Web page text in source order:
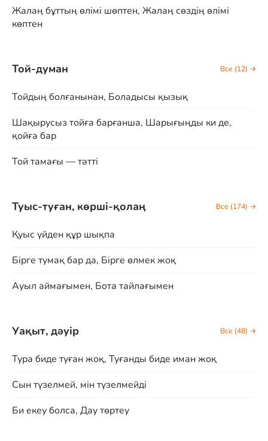
Жалаң бұттың өлімі шөптен, Жалаң сөздің өлімі
көптен
Той-думан Все (12) →
Тойдың болғанынан, Боладысы қызық
Шақырусыз тойға барғанша, Шарығыңды ки де,
қойға бар
Той тамағы — тәтті
Туыс-туған, көрші-қолаң Все (174) →
Қуыс үйден құр шықпа
Бірге тумақ бар да, Бірге өлмек жоқ
Ауыл аймағымен, Бота тайлағымен
Уақыт, дәуір Все (48) →
Тура биде туған жоқ, Туғанды биде иман жоқ
Сын түзелмей, мін түзелмейді
Би екеу болса, Дау төртеу